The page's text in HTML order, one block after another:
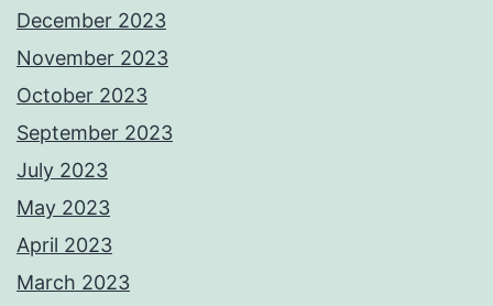
December 2023
November 2023
October 2023
September 2023
July 2023
May 2023
April 2023
March 2023